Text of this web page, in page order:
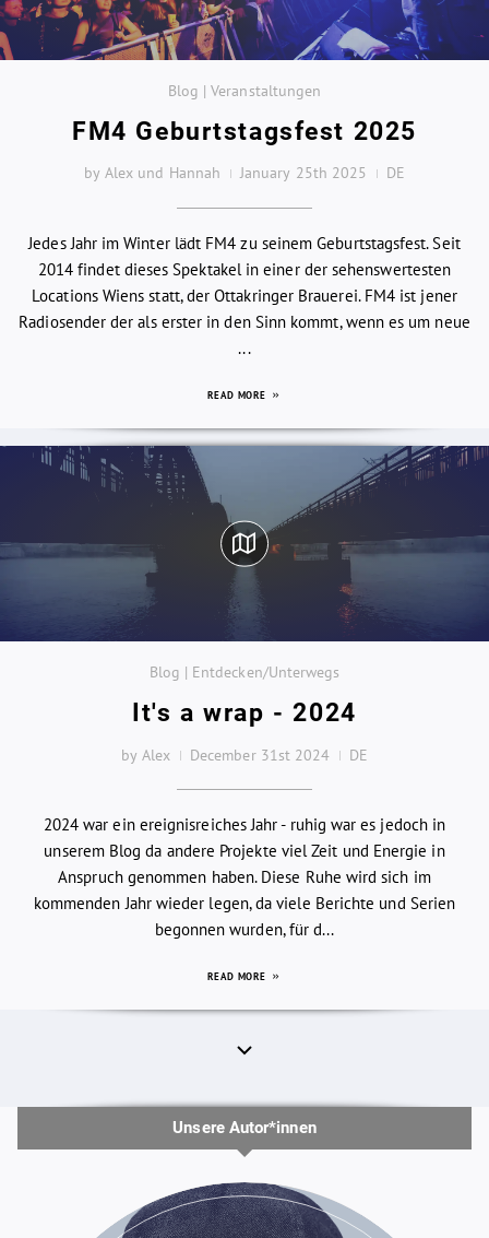
Blog | Veranstaltungen
FM4 Geburtstagsfest 2025
by Alex und Hannah January 25th 2025 DE
Jedes Jahr im Winter lädt FM4 zu seinem Geburtstagsfest. Seit
2014 findet dieses Spektakel in einer der sehenswertesten
Locations Wiens statt, der Ottakringer Brauerei. FM4 ist jener
Radiosender der als erster in den Sinn kommt, wenn es um neue
...
READ MORE
Blog | Entdecken/Unterwegs
It's a wrap - 2024
by Alex December 31st 2024 DE
2024 war ein ereignisreiches Jahr - ruhig war es jedoch in
unserem Blog da andere Projekte viel Zeit und Energie in
Anspruch genommen haben. Diese Ruhe wird sich im
kommenden Jahr wieder legen, da viele Berichte und Serien
begonnen wurden, für d...
READ MORE
Unsere Autor*innen